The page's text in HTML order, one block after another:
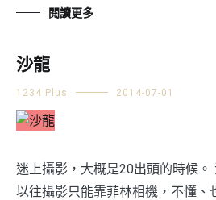
閱讀更多
沙龍
1234 Plus 2014-07-01
迷上攝影，大概是20出頭的時候。
以往攝影只能靠菲林相機，不懂、